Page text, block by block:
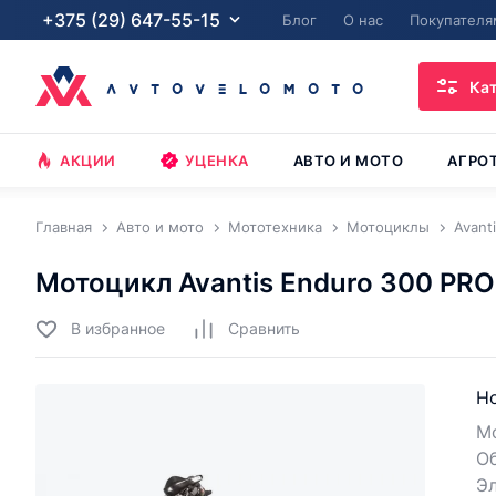
+375 (29) 647-55-15 Блог О нас
АКЦИИ УЦЕНКА АВТО И МОТО
Главная Авто и мото Мототехника Мотоциклы
Мотоцикл Avantis Enduro 300
В избранное Cравнить